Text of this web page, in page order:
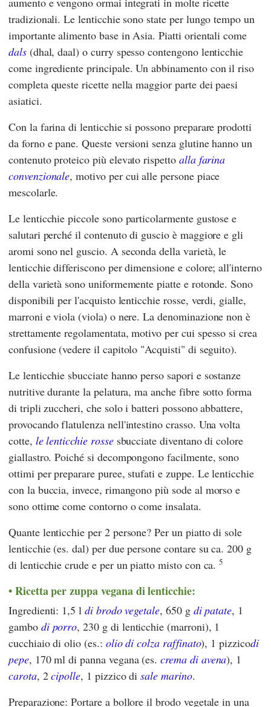
tradizionali. Le lenticchie sono state per lungo tempo un
importante alimento base in Asia. Piatti orientali come
dals(dhal, daal) o curry spesso contengono lenticchie
come ingrediente principale. Un abbinamento con il riso
completa queste ricette nella maggior parte dei paesi
asiatici.
Con la farina di lenticchie si possono preparare prodotti
da forno e pane. Queste versioni senza glutine hanno un
contenuto proteico più elevato rispetto alla farina
convenzionale, motivo per cui alle persone piace
mescolarle.
Le lenticchie piccole sono particolarmente gustose e
salutari perché il contenuto di guscio è maggiore e gli
aromi sono nel guscio. A seconda della varietà, le
lenticchie differiscono per dimensione e colore; all'interno
della varietà sono uniformemente piatte e rotonde. Sono
disponibili per l'acquisto lenticchie rosse, verdi, gialle,
marroni e viola (viola) o nere. La denominazione non è
strettamente regolamentata, motivo per cui spesso si crea
confusione (vedere il capitolo "Acquisti" di seguito).
Le lenticchie sbucciate hanno perso sapori e sostanze
nutritive durante la pelatura, ma anche fibre sotto forma
di tripli zuccheri, che solo i batteri possono abbattere,
provocando flatulenza nell'intestino crasso. Una volta
cotte, le lenticchie rossesbucciate diventano di colore
giallastro. Poiché si decompongono facilmente, sono
ottimi per preparare puree, stufati e zuppe. Le lenticchie
con la buccia, invece, rimangono più sode al morso e
sono ottime come contorno o come insalata.
Quante lenticchie per 2 persone? Per un piatto di sole
lenticchie (es. dal) per due persone contare su ca. 200 g
di lenticchie crude e per un piatto misto con ca.5
Ricetta per zuppa vegana di lenticchie:
Ingredienti: 1,5 l di brodo vegetale, 650 g di patate, 1
gambo di porro, 230 g di lenticchie (marroni), 1
cucchiaio di olio (es.: olio di colza raffinato), 1 pizzicodi
pepe, 170 ml di panna vegana (es.crema di avena), 1
carota, 2cipolle, 1 pizzico disale marino.
Preparazione: Portare a bollore il brodo vegetale in una